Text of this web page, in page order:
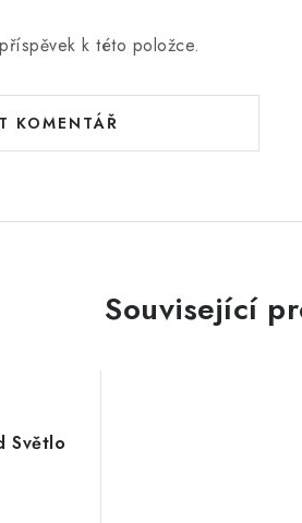
k této položce.
KOMENTÁŘ
Související
Světlo